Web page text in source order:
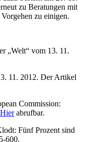
zu Beratungen mit
zu einigen.
„Welt“ vom 13. 11.
11. 2012. Der Artikel
Commission:
Hierabrufbar.
Fünf Prozent sind
600.